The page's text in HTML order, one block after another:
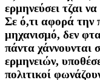
ερμηνεύσει τζαι
Σε ό,τι αφορά την
μηχανισμό, δεν
πάντα χάννουνται
ερμηνειών,
πολιτικοί